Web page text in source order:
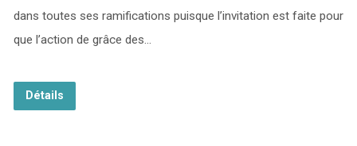
dans toutes ses ramifications puisque l’invitation est faite pour
que l’action de grâce des…
Détails